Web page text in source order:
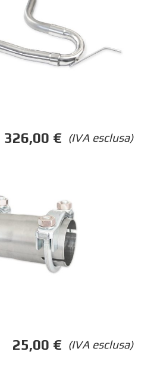
(IVA esclusa)
326,00 €
(IVA esclusa)
25,00 €